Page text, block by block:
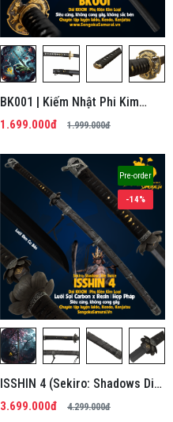
BK001 | Kiếm Nhật Phi Kim
Tổng Hợp
1.699.000đ 1.999.000đ
Pre-order
ISSHIN 4 (Sekiro: Shadows Die
Twice) | Kiếm Nhật Phi Kim
Tổng Hợp
3.699.000đ 4.299.000đ
-14%